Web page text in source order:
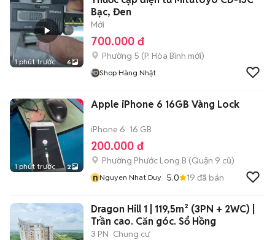
1 phút trước 6
Bạc, Đen
Mới
700.000 đ
Phường 5 (P. Hòa Bình mới)
Shop Hàng Nhật
1 phút trước 2
Apple iPhone 6 16GB Vàng Lock
iPhone 6 16 GB
200.000 đ
Phường Phước Long B (Quận 9 cũ)
nNguyen Nhat Duy 5.0 19 đã bán
Dragon Hill 1 | 119,5m² (3PN + 2WC) |
Trần cao. Căn góc. Sổ Hồng
3 PN Chung cư